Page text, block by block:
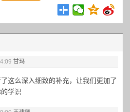
甘玛
这么深入细致的补充，让我们更加了
学识